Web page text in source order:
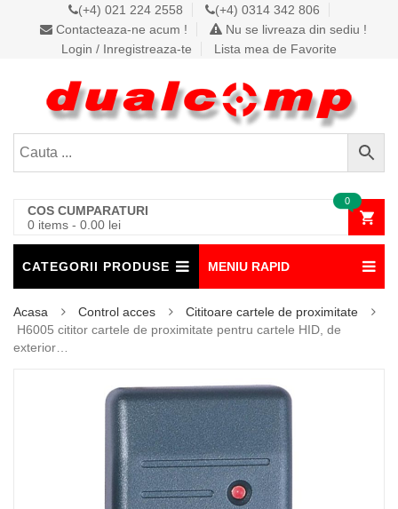
(+4) 021 224 2558
(+4) 0314 342 806
Contacteaza-ne acum !
Nu se livreaza din sediu !
Login / Inregistreaza-te
Lista mea de Favorite
COS CUMPARATURI
0 items - 0.00 lei
0
CATEGORII PRODUSE MENIU RAPID
Acasa Control acces
Cititoare cartele de proximitate
H6005 cititor cartele de proximitate pentru cartele HID, de
exterior…